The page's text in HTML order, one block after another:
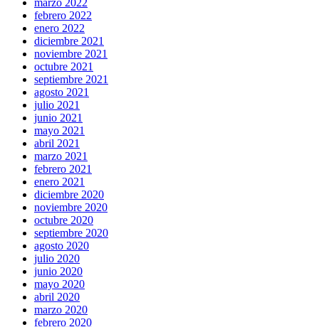
marzo 2022
febrero 2022
enero 2022
diciembre 2021
noviembre 2021
octubre 2021
septiembre 2021
agosto 2021
julio 2021
junio 2021
mayo 2021
abril 2021
marzo 2021
febrero 2021
enero 2021
diciembre 2020
noviembre 2020
octubre 2020
septiembre 2020
agosto 2020
julio 2020
junio 2020
mayo 2020
abril 2020
marzo 2020
febrero 2020